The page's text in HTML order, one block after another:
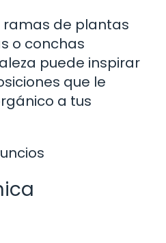
ramas de plantas
o conchas
puede inspirar
que le
a tus